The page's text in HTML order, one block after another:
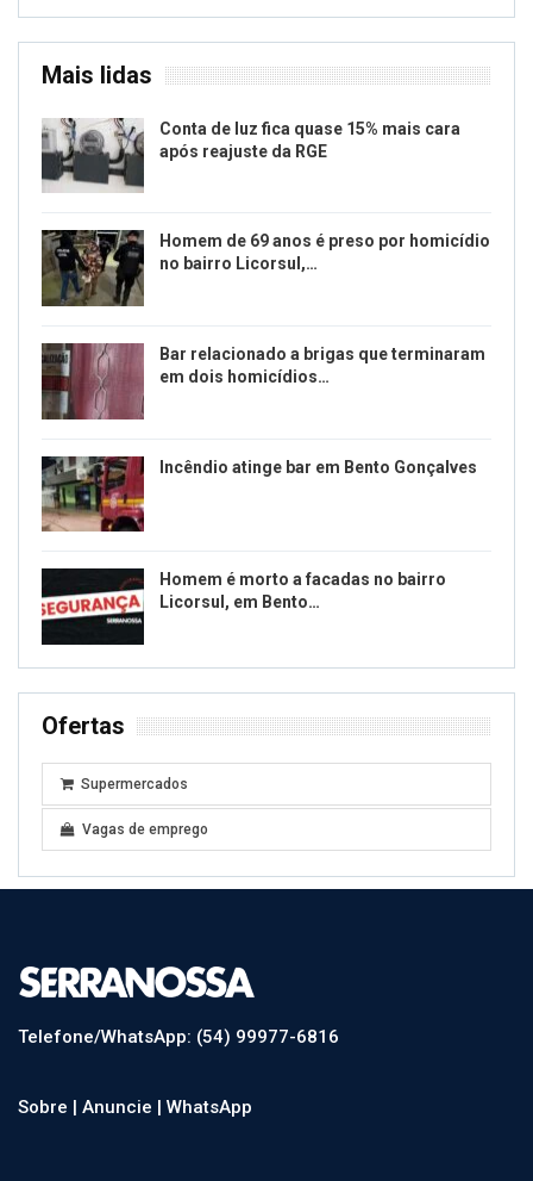
Mais lidas
Conta de luz fica quase 15% mais cara
após reajuste da RGE
Homem de 69 anos é preso por homicídio
no bairro Licorsul,…
Bar relacionado a brigas que terminaram
em dois homicídios…
Incêndio atinge bar em Bento Gonçalves
Homem é morto a facadas no bairro
Licorsul, em Bento…
Ofertas
Supermercados
Vagas de emprego
Telefone/WhatsApp: (54) 99977-6816
Sobre | Anuncie | WhatsApp